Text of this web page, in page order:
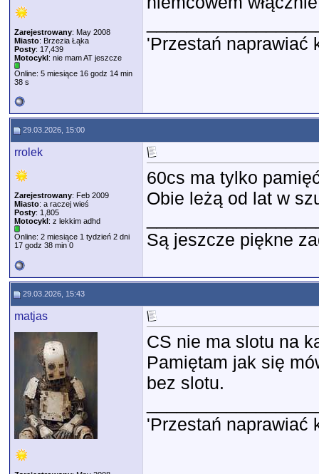
Zarejestrowany: May 2008
Miasto: Brzezia Łąka
Posty: 17,439
Motocykl: nie mam AT jeszcze
Online: 5 miesiące 16 godz 14 min
38 s
'Przestań naprawiać
29.03.2026, 15:00
rrolek
Zarejestrowany: Feb 2009
Miasto: a raczej wieś
Posty: 1,805
Motocykl: z lekkim adhd
Online: 2 miesiące 1 tydzień 2 dni
17 godz 38 min 0
60cs ma tylko
Obie leżą od lat w
Są jeszcze piękne
29.03.2026, 15:43
matjas
CS nie ma slotu na
Pamiętam jak się
bez slotu.
'Przestań naprawiać